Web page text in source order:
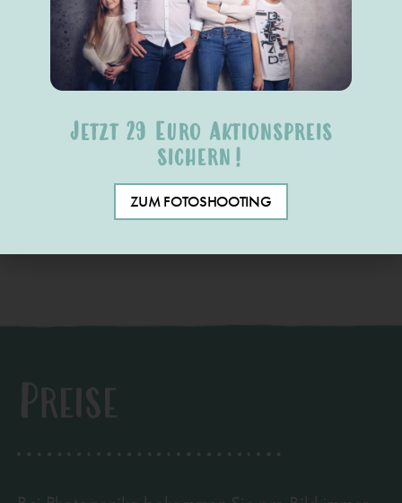
Ihr Vorteil: Erhalten Sie
hochwertigen Fotoprodukt
einem kleinen Rabatt.
Preise
Jetzt 29 Euro Aktionspreis
sichern!
ZUM FOTOSHOOTING